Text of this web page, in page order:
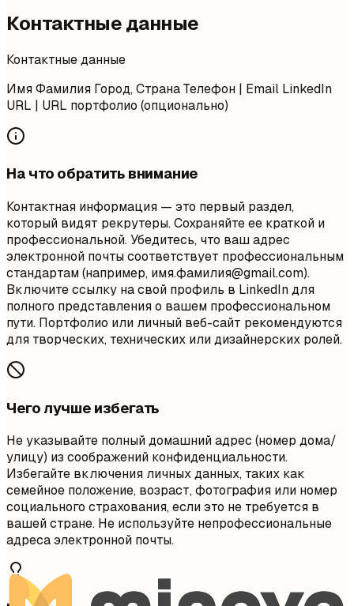
Контактные данные
Контактные данные
Имя Фамилия Город, Страна Телефон | Email LinkedIn
URL | URL портфолио (опционально)
На что обратить внимание
Контактная информация — это первый раздел,
который видят рекрутеры. Сохраняйте ее краткой и
профессиональной. Убедитесь, что ваш адрес
электронной почты соответствует профессиональным
стандартам (например, имя.фамилия@gmail.com).
Включите ссылку на свой профиль в LinkedIn для
полного представления о вашем профессиональном
пути. Портфолио или личный веб-сайт рекомендуются
для творческих, технических или дизайнерских ролей.
Чего лучше избегать
Не указывайте полный домашний адрес (номер дома/
улицу) из соображений конфиденциальности.
Избегайте включения личных данных, таких как
семейное положение, возраст, фотография или номер
социального страхования, если это не требуется в
вашей стране. Не используйте непрофессиональные
адреса электронной почты.